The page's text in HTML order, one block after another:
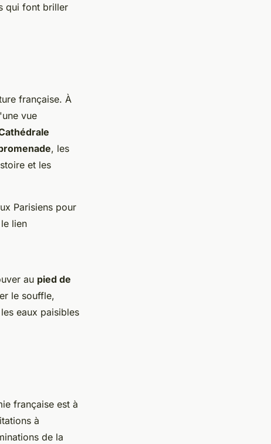
qui font briller
française. À
vue
, les
et les
Parisiens pour
lien
au pied de
le souffle,
eaux paisibles
française est à
à
de la